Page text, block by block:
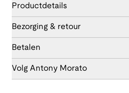
Productdetails
Bezorging & retour
Betalen
Volg Antony Morato